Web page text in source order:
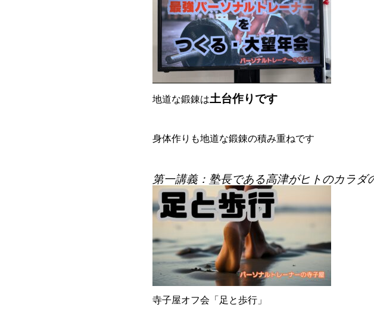
地道な鍛錬は土台作りです
身体作りも地道な鍛錬の積み重ねです
第一講義：塾長である高津がヒトのカラダ
寺子屋オフ会「足と歩行」